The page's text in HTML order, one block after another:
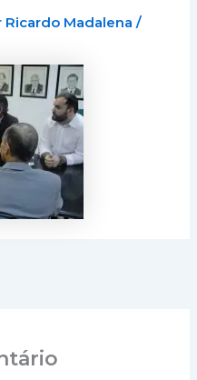
Ricardo Madalena/